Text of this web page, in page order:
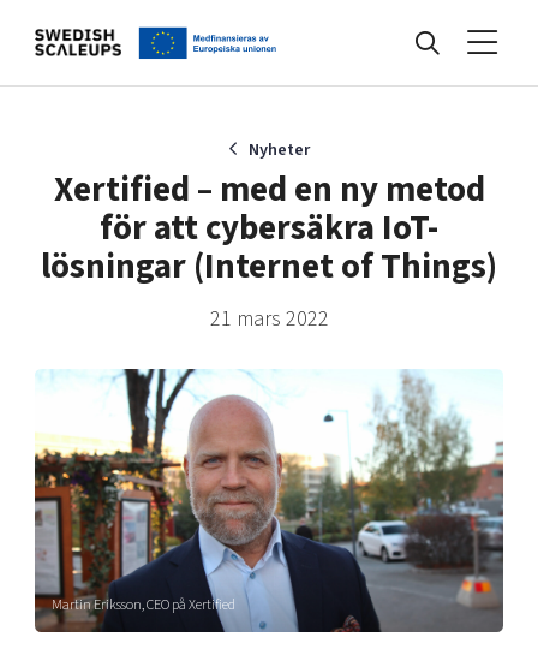
Events
Programmet
Internationalisering
Mer
Nyheter
Xertified – med en ny metod
för att cybersäkra IoT-
lösningar (Internet of Things)
21 mars 2022
Martin Eriksson, CEO på Xertified